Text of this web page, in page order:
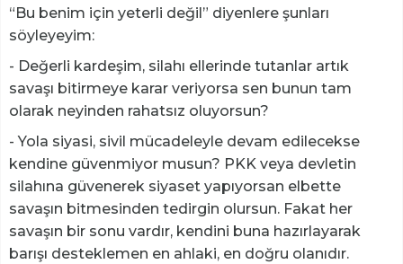
“Bu benim için yeterli değil” diyenlere şunları
söyleyeyim:
- Değerli kardeşim, silahı ellerinde tutanlar artık
savaşı bitirmeye karar veriyorsa sen bunun tam
olarak neyinden rahatsız oluyorsun?
- Yola siyasi, sivil mücadeleyle devam edilecekse
kendine güvenmiyor musun? PKK veya devletin
silahına güvenerek siyaset yapıyorsan elbette
savaşın bitmesinden tedirgin olursun. Fakat her
savaşın bir sonu vardır, kendini buna hazırlayarak
barışı desteklemen en ahlaki, en doğru olanıdır.